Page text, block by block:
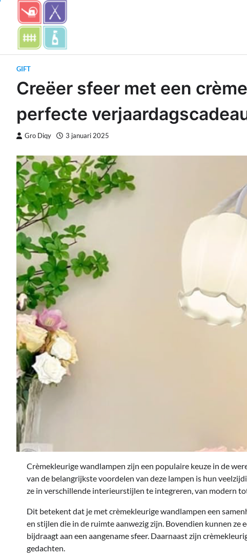
content
GIFT
Creëer sfeer met een
perfecte
Gro Diqy 3 januari 2025
Crèmekleurige wandlampen zijn een populaire keuze in de
van de belangrijkste voordelen van deze lampen is hun
ze in verschillende interieurstijlen te integreren, van modern
Dit betekent dat je met crèmekleurige wandlampen een
en stijlen die in de ruimte aanwezig zijn. Bovendien kunnen ze
bijdraagt aan een aangename sfeer. Daarnaast zijn
gedachten.